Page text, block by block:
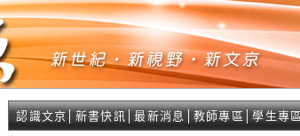
認識文京 新書快訊 │最新消息 教師專區 │學生專區